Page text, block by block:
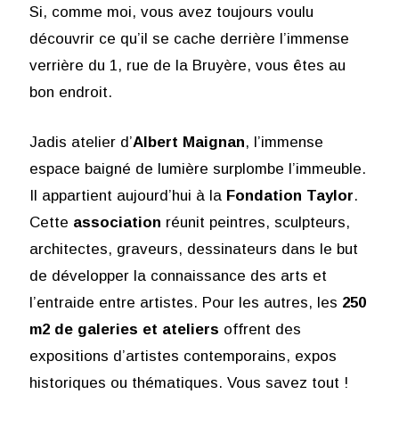
Si, comme moi, vous avez toujours voulu
découvrir ce qu’il se cache derrière l’immense
verrière du 1, rue de la Bruyère, vous êtes au
bon endroit.
Jadis atelier d’Albert Maignan, l’immense
espace baigné de lumière surplombe l’immeuble.
Il appartient aujourd’hui à la Fondation Taylor.
Cette association réunit peintres, sculpteurs,
architectes, graveurs, dessinateurs dans le but
de développer la connaissance des arts et
l’entraide entre artistes. Pour les autres, les 250
m2 de galeries et ateliers offrent des
expositions d’artistes contemporains, expos
historiques ou thématiques. Vous savez tout !